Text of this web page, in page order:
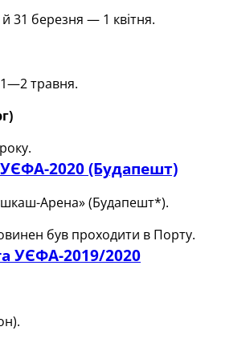
31 березня — 1 квітня.
травня.
2020 (Будапешт)
Арена» (Будапешт*).
був проходити в Порту.
УЄФА-2019/2020